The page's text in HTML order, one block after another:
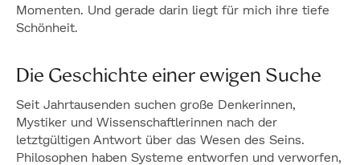
Momenten. Und gerade darin liegt für mich ihre tiefe
Schönheit.
Die Geschichte einer ewigen Suche
Seit Jahrtausenden suchen große Denkerinnen,
Mystiker und Wissenschaftlerinnen nach der
letztgültigen Antwort über das Wesen des Seins.
Philosophen haben Systeme entworfen und verworfen,